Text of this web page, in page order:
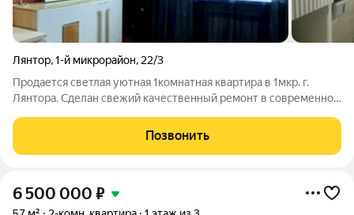
Лянтор,1-й микрорайон, 22/3
Продается светлая уютная 1комнатная квартира в 1мкр. г.
Лянтора. Сделан свежий качественный ремонт в современном
выведен отдельный свет и установлен тёплый пол можно
использовать как рабочую
Позвонить
6 500 000 ₽